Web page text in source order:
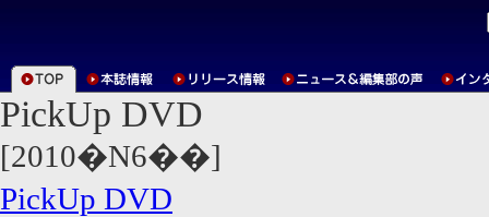
PickUp DVD
[2010�N6��]
PickUp DVD